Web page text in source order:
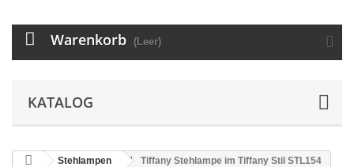
Warenkorb (Leer)
KATALOG
Stehlampen Tiffany Stehlampe im Tiffany Stil STL154